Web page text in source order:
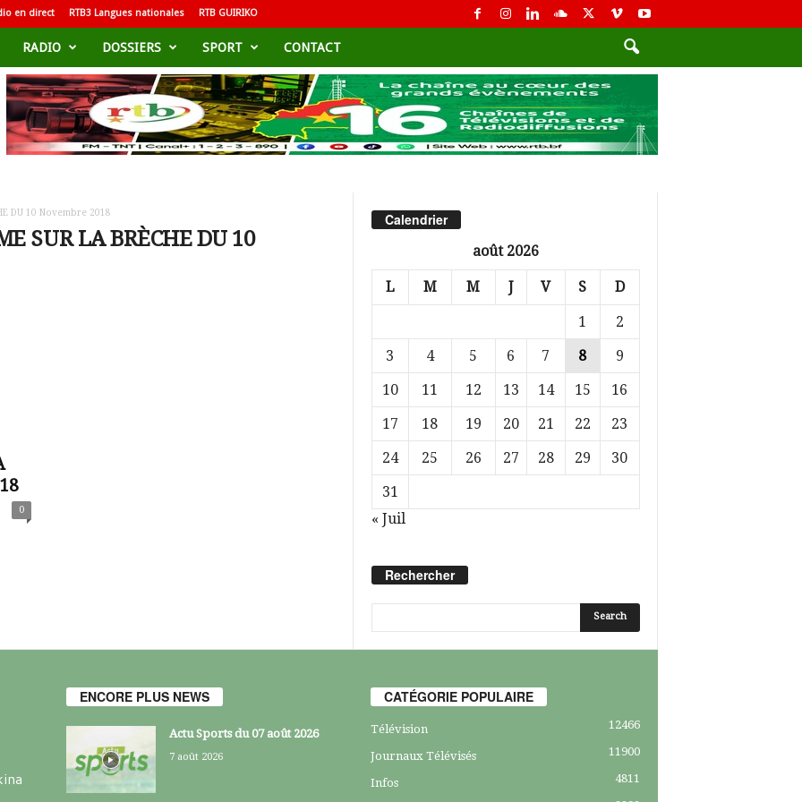
en direct RTB3 Langues nationales RTB GUIRIKO
RADIO DOSSIERS SPORT CONTACT
DU 10 Novembre 2018
SUR LA BRÈCHE DU 10
0
Calendrier
août 2026
L M M J V S D
1
2
3
4 5 6 7 8
9
10
11 12 13 14 15
16
17
18 19 20 21 22
23
24
25 26 27 28 29
30
31
« Juil
Rechercher
ENCORE PLUS NEWS
Actu Sports du 07 août 2026
7 août 2026
CATÉGORIE POPULAIRE
Télévision 12466
Journaux Télévisés 11900
Infos
4811